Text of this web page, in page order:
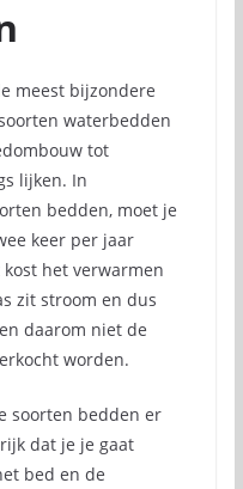
meest bijzondere
waterbedden
tot
lijken. In
bedden, moet je
keer per jaar
het verwarmen
zit stroom en dus
daarom niet de
worden.
soorten bedden er
dat je je gaat
bed en de